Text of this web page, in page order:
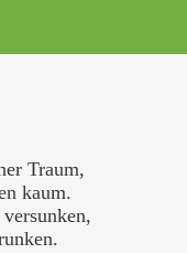
Traum,
kaum.